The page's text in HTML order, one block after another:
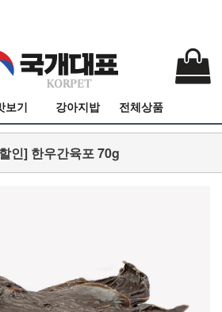
보기 강아지밥 전체상품
인] 한우간육포 70g